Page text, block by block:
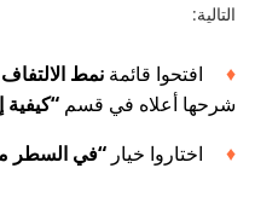
التالية:
افتحوا قائمة نمط الالتفاف
شرحها أعلاه في قسم
اختاروا خيار “في السطر